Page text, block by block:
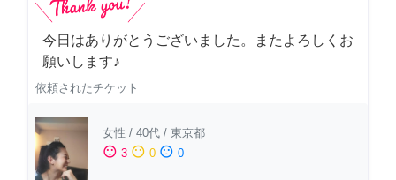
今日はありがとうございました。またよろしくお
願いします♪
依頼されたチケット
女性 / 40代 / 東京都
sentiment_satisfied 3 sentiment_neutral 0 sentiment_dissatisfied 0